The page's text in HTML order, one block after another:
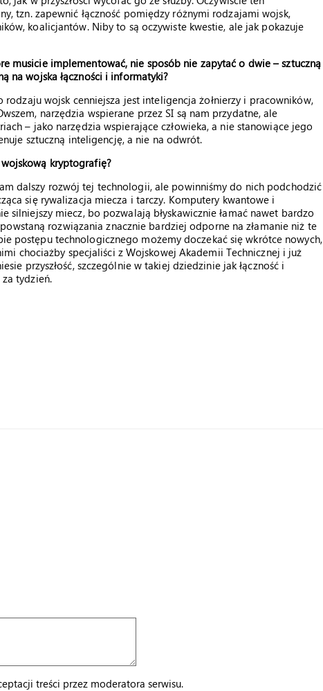
tzn. zapewnić łączność pomiędzy różnymi rodzajami wojsk,
koalicjantów. Niby to są oczywiste kwestie, ale jak pokazuje
musicie implementować, nie sposób nie zapytać o dwie – sztuczną
na wojska łączności i informatyki?
wojsk cenniejsza jest inteligencja żołnierzy i pracowników,
narzędzia wspierane przez SI są nam przydatne, ale
– jako narzędzia wspierające człowieka, a nie stanowiące jego
sztuczną inteligencję, a nie na odwrót.
kryptografię?
dalszy rozwój tej technologii, ale powinniśmy do nich podchodzić
się rywalizacja miecza i tarczy. Komputery kwantowe i
silniejszy miecz, bo pozwalają błyskawicznie łamać nawet bardzo
rozwiązania znacznie bardziej odporne na złamanie niż te
postępu technologicznego możemy doczekać się wkrótce nowych,
chociażby specjaliści z Wojskowej Akademii Technicznej i już
przyszłość, szczególnie w takiej dziedzinie jak łączność i
tydzień.
treści przez moderatora serwisu.